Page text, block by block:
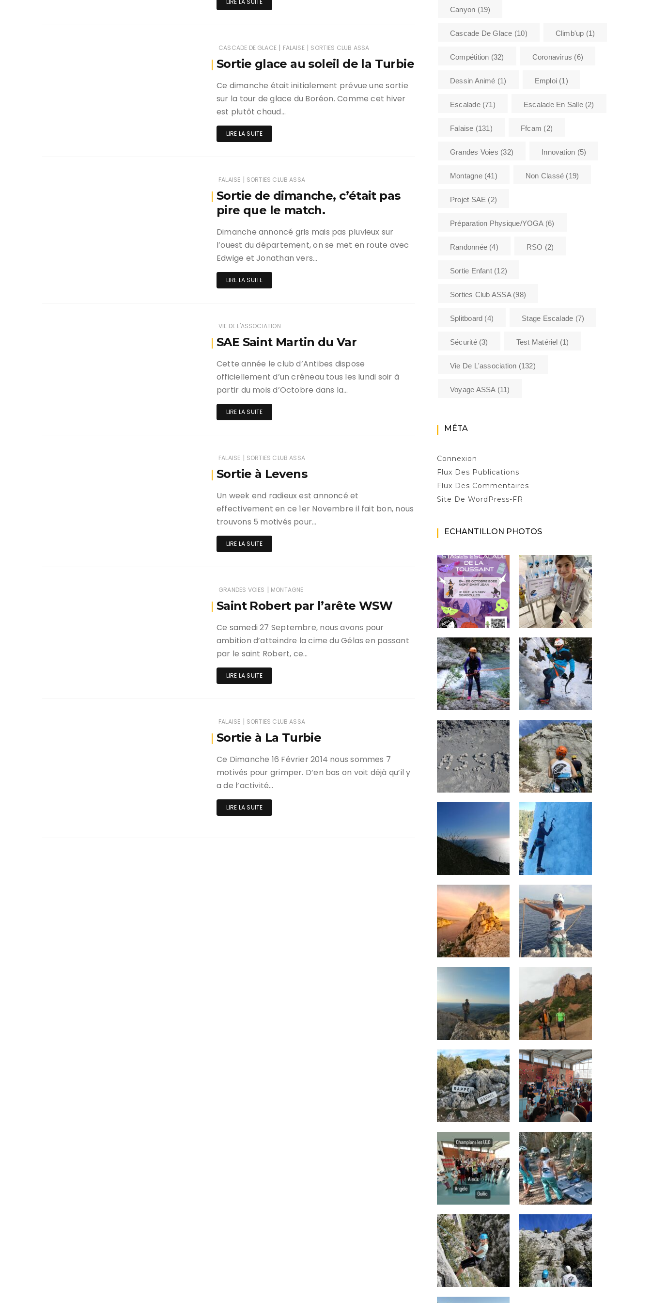
CASCADE DE GLACE | FALAISE | SORTIES CLUB ASSA
Sortie glace au soleil de la Turbie
Ce dimanche était initialement prévue une sortie
sur la tour de glace du Boréon. Comme cet hiver
est plutôt chaud…
LIRE LA SUITE
FALAISE | SORTIES CLUB ASSA
Sortie de dimanche, c’était pas
pire que le match.
Dimanche annoncé gris mais pas pluvieux sur
l’ouest du département, on se met en route avec
Edwige et Jonathan vers…
LIRE LA SUITE
VIE DE L'ASSOCIATION
SAE Saint Martin du Var
Cette année le club d’Antibes dispose
officiellement d’un créneau tous les lundi soir à
partir du mois d’Octobre dans la…
LIRE LA SUITE
FALAISE | SORTIES CLUB ASSA
Sortie à Levens
Un week end radieux est annoncé et
effectivement en ce 1er Novembre il fait bon, nous
trouvons 5 motivés pour…
LIRE LA SUITE
GRANDES VOIES | MONTAGNE
Saint Robert par l’arête WSW
Ce samedi 27 Septembre, nous avons pour
ambition d’atteindre la cime du Gélas en passant
par le saint Robert, ce…
LIRE LA SUITE
FALAISE | SORTIES CLUB ASSA
Sortie à La Turbie
Ce Dimanche 16 Février 2014 nous sommes 7
motivés pour grimper. D’en bas on voit déjà qu’il y
a de l’activité…
LIRE LA SUITE
Canyon (19)
Cascade De Glace (10) Climb'up (1)
Compétition (32) Coronavirus (6)
Dessin Animé (1) Emploi(1)
Escalade(71) Escalade En Salle(2)
Falaise (131) Ffcam (2)
Grandes Voies (32) Innovation (5)
Montagne(41) Non Classé (19)
Projet SAE (2)
Préparation Physique/YOGA(6)
Randonnée (4) RSO (2)
Sortie Enfant(12)
Sorties Club ASSA(98)
Splitboard (4) Stage Escalade (7)
Sécurité(3) Test Matériel (1)
Vie De L'association (132)
Voyage ASSA(11)
MÉTA
Connexion
Flux Des Publications
Flux Des Commentaires
Site De WordPress-FR
ECHANTILLON PHOTOS